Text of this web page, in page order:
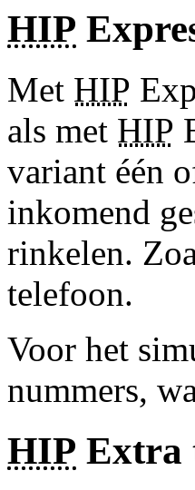
HIP
Met HIP
als met HIP
variant één
inkomend
rinkelen.
telefoon.
Voor het
nummers,
HIP Extra